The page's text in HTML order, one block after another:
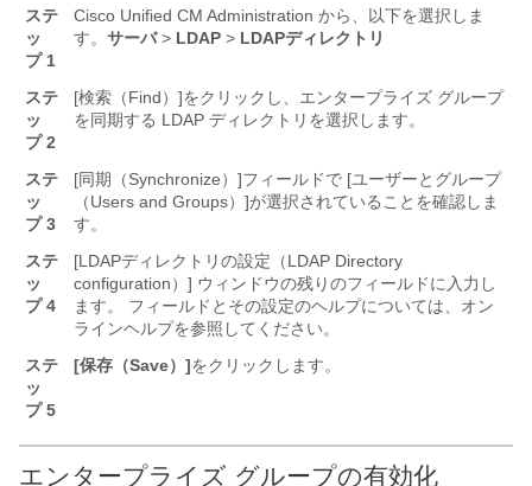
ステ
ッ
プ 1
Cisco Unified CM Administration から、以下を選択しま
す。 サーバ> LDAP > LDAPディレクトリ
ステ
ッ
プ 2
[検索（Find）]をクリックし、エンタープライズ グループ
を同期する LDAP ディレクトリを選択します。
ステ
ッ
プ 3
[同期（Synchronize）]フィールドで [ユーザーとグループ
（Users and Groups）]が選択されていることを確認しま
す。
ステ
ッ
プ 4
[LDAPディレクトリの設定（LDAP Directory
configuration）] ウィンドウの残りのフィールドに入力し
ます。 フィールドとその設定のヘルプについては、オン
ラインヘルプを参照してください。
ステ
ッ
プ 5
[保存（Save）]をクリックします。
エンタープライズ グループの有効化